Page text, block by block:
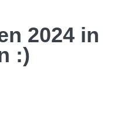
2024 in
:)